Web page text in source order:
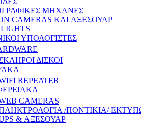
ΜΗΧΑΝΕΣ
CAMERAS KAI ΑΞΕΣΟΥΑΡ
ΥΠΟΛΟΓΙΣΤΕΣ
ΔΙΣΚΟΙ
REPEATER
CAMERAS
/ΠΟΝΤΙΚΙΑ/
& ΑΞΕΣΟΥΑΡ